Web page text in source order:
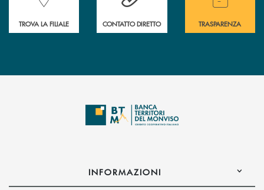
TROVA LA FILIALE CONTATTO DIRETTO TRASPARENZA
INFORMAZIONI